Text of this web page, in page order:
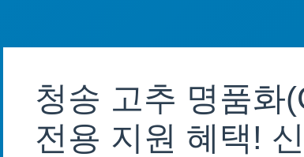
청송 고추 명품
전용 지원 혜택!